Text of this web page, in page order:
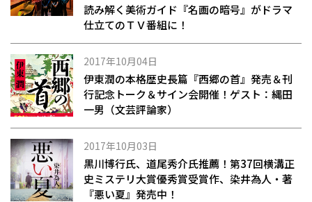
読み解く美術ガイド『名画の暗号』がドラマ
仕立てのＴＶ番組に！
2017年10月04日
伊東潤の本格歴史長篇『西郷の首』発売＆刊
行記念トーク＆サイン会開催！ゲスト：縄田
一男（文芸評論家）
2017年10月03日
黒川博行氏、道尾秀介氏推薦！第37回横溝正
史ミステリ大賞優秀賞受賞作、染井為人・著
『悪い夏』発売中！